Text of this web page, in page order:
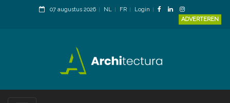
07 augustus 2026 NL FR
Login
ADVERTEREN